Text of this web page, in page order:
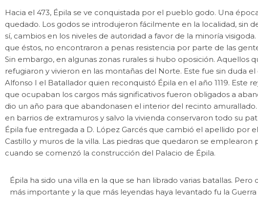
Hacia el 473, Épila se ve conquistada por el pueblo godo. Una
quedado. Los godos se introdujeron fácilmente en la localidad, sin
sí, cambios en los niveles de autoridad a favor de la minoría
que éstos, no encontraron a penas resistencia por parte de las
Sin embargo, en algunas zonas rurales si hubo oposición. Aquellos
refugiaron y vivieron en las montañas del Norte. Este fue sin duda
Alfonso I el Batallador quien reconquistó Épila en el año 1119. Este
que ocupaban los cargos más significativos fueron obligados a
dio un año para que abandonasen el interior del recinto
en barrios de extramuros y salvo la vivienda conservaron todo su
Épila fue entregada a D. López Garcés que cambió el apellido por
Castillo y muros de la villa. Las piedras que quedaron se
cuando se comenzó la construcción del Palacio de Épila.
Épila ha sido una villa en la que se han librado varias batallas. Pero
más importante y la que más leyendas haya levantado fu la Guerra